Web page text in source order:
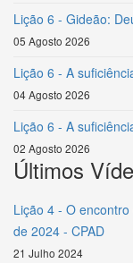
Lição 6 - Gideão:
05 Agosto 2026
Lição 6 - A
04 Agosto 2026
Lição 6 - A
02 Agosto 2026
Últimos
Lição 4 - O
de 2024 - CPAD
21 Julho 2024